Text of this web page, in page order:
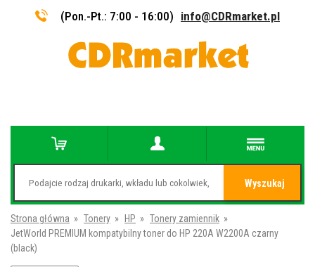
(Pon.-Pt.: 7:00 - 16:00) info@CDRmarket.pl
Wyszukaj
Strona główna » Tonery » HP » Tonery zamiennik »
JetWorld PREMIUM kompatybilny toner do HP 220A W2200A czarny
(black)